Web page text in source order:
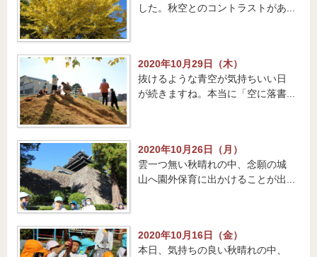
した。秋空とのコントラストがあ...
2020年10月29日（木）
抜けるような青空が気持ちいい日
が続きますね。本当に「空に落書...
2020年10月26日（月）
雲一つ無い秋晴れの中、念願の城
山へ園外保育に出かけることが出...
2020年10月16日（金）
本日、気持ちの良い秋晴れの中、